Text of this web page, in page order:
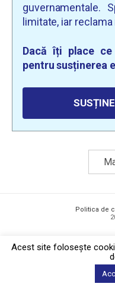
guvernamentale.
limitate, iar
Dacă îți place
pentru susținerea
Politica de
Acest site foloseşte